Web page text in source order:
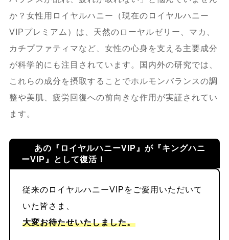
か？女性用ロイヤルハニー（現在のロイヤルハニー
VIPプレミアム）は、天然のローヤルゼリー、マカ、
カチプファティマなど、女性の心身を支える主要成分
が科学的にも注目されています。国内外の研究では、
これらの成分を摂取することでホルモンバランスの調
整や美肌、疲労回復への前向きな作用が実証されてい
ます。
あの『ロイヤルハニーVIP』が『キングハニ
ーVIP』として復活！
従来のロイヤルハニーVIPをご愛用いただいて
いた皆さま、
大変お待たせいたしました。